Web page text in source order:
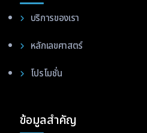
บริการของเรา
หลักเลขศาสตร์
โปรโมชั่น
ข้อมูลสำคัญ